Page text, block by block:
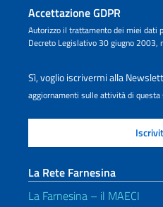
Accettazione GDPR
Autorizzo il trattamento dei miei dati
Decreto Legislativo 30 giugno 2003,
Sì, voglio iscrivermi alla
aggiornamenti sulle attività di questa
La Rete Farnesina
La Farnesina – il MAECI